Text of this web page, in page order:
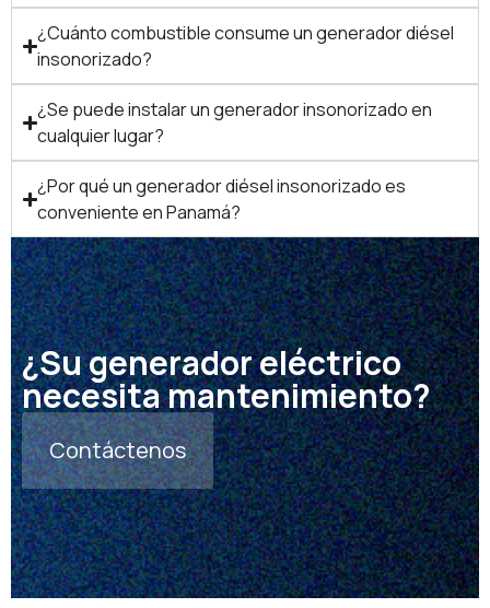
¿Cuánto combustible consume un generador diésel
insonorizado?
¿Se puede instalar un generador insonorizado en
cualquier lugar?
¿Por qué un generador diésel insonorizado es
conveniente en Panamá?
¿Su generador eléctrico
necesita mantenimiento?
Contáctenos